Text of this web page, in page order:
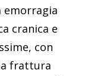
emorragia
cranica e
con
frattura